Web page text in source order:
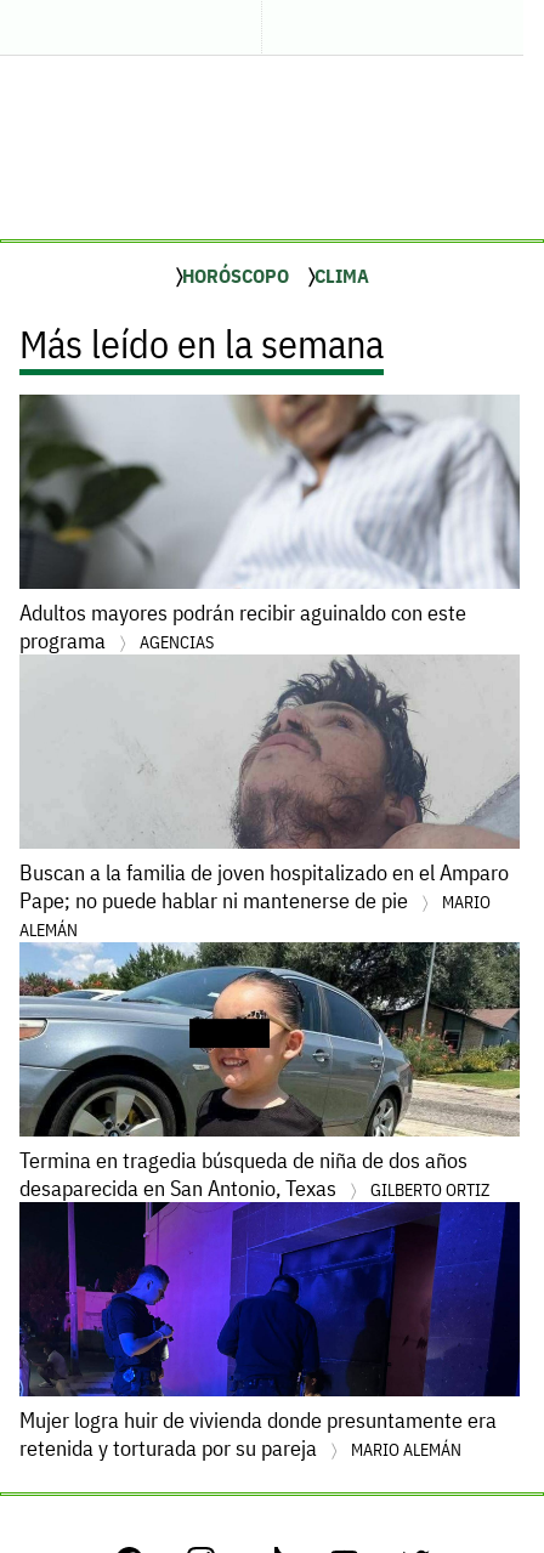
HORÓSCOPO CLIMA
Más leído en la semana
Adultos mayores podrán recibir aguinaldo con este
programa
AGENCIAS
Buscan a la familia de joven hospitalizado en el Amparo
Pape; no puede hablar ni mantenerse de pie
MARIO
ALEMÁN
Termina en tragedia búsqueda de niña de dos años
desaparecida en San Antonio, Texas
GILBERTO ORTIZ
Mujer logra huir de vivienda donde presuntamente era
retenida y torturada por su pareja
MARIO ALEMÁN